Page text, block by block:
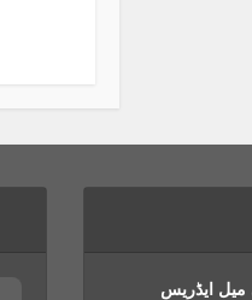
میل ایڈریس